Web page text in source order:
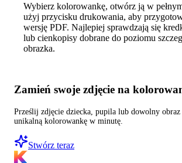
Wybierz kolorowankę, otwórz ją w
użyj przycisku drukowania, aby
wersję PDF. Najlepiej sprawdzają się
lub cienkopisy dobrane do poziomu
obrazka.
Zamień swoje zdjęcie na
Prześlij zdjęcie dziecka, pupila lub dowolny
unikalną kolorowankę w minutę.
Stwórz teraz